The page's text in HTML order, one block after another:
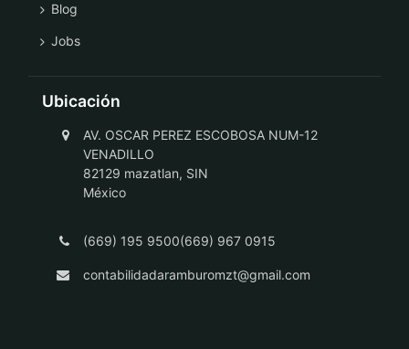
Blog
Jobs
Ubicación
AV. OSCAR PEREZ ESCOBOSA NUM-12
VENADILLO
82129 mazatlan, SIN
México
(669) 195 9500(669) 967 0915
contabilidadaramburomzt@gmail.com